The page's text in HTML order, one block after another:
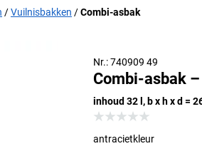
Vuilnisbakken Combi-asbak
Nr.: 740909 49
Combi-asbak –
inhoud 32 l, b x h x d =
antracietkleur